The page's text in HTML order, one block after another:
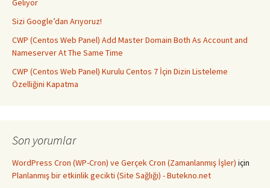
Geliyor
Sizi Google’dan Arıyoruz!
CWP (Centos Web Panel) Add Master Domain Both As Account and
Nameserver At The Same Time
CWP (Centos Web Panel) Kurulu Centos 7 İçin Dizin Listeleme
Özelliğini Kapatma
Son yorumlar
WordPress Cron (WP-Cron) ve Gerçek Cron (Zamanlanmış İşler) için
Planlanmış bir etkinlik gecikti (Site Sağlığı) - Butekno.net